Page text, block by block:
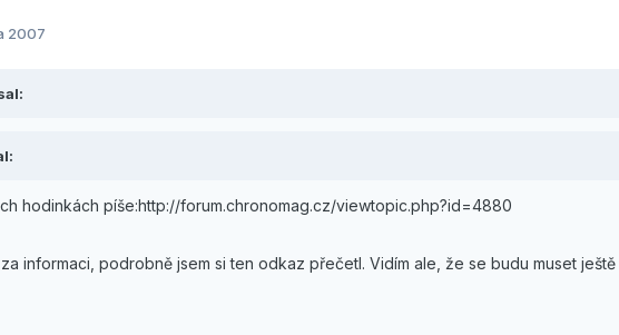
2007
hodinkách píše:http://forum.chronomag.cz/viewtopic.php?id=4880
informaci, podrobně jsem si ten odkaz přečetl. Vidím ale, že se budu muset